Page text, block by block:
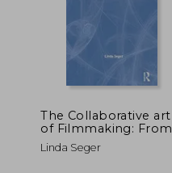
₡ 6.440
The Collaborative art
of Filmmaking: From
Script to Screen (en
Inglés)
Linda Seger